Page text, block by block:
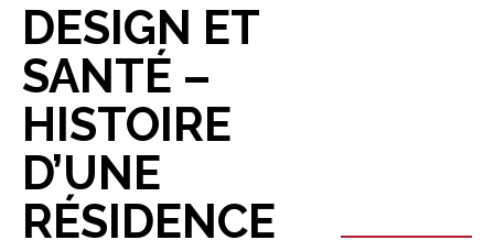
DESIGN ET
SANTÉ –
HISTOIRE
D’UNE
RÉSIDENCE